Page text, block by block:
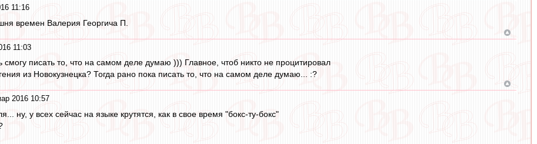
11:16
времен Валерия Георгича П.
11:03
смогу писать то, что на самом деле думаю ))) Главное, чтоб никто не процитировал
из Новокузнецка? Тогда рано пока писать то, что на самом деле думаю... :?
2016 10:57
ну, у всех сейчас на языке крутятся, как в свое время "бокс-ту-бокс"